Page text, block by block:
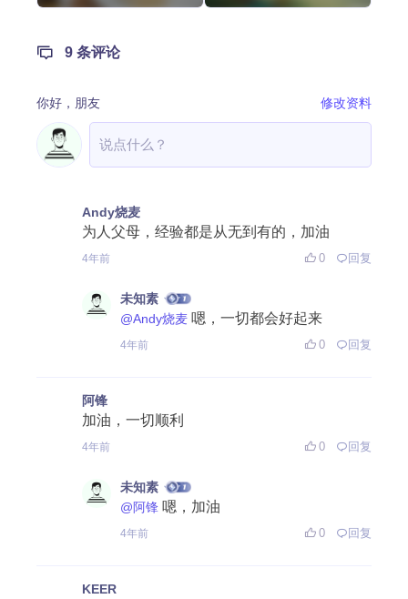
9 条评论
你好， 朋友 修改资料
Andy烧麦
为人父母，经验都是从无到有的，加油
4年前 0 回复
未知素
@Andy烧麦 嗯，一切都会好起来
4年前 0 回复
阿锋
加油，一切顺利
4年前 0 回复
未知素
@阿锋 嗯，加油
4年前 0 回复
KEER